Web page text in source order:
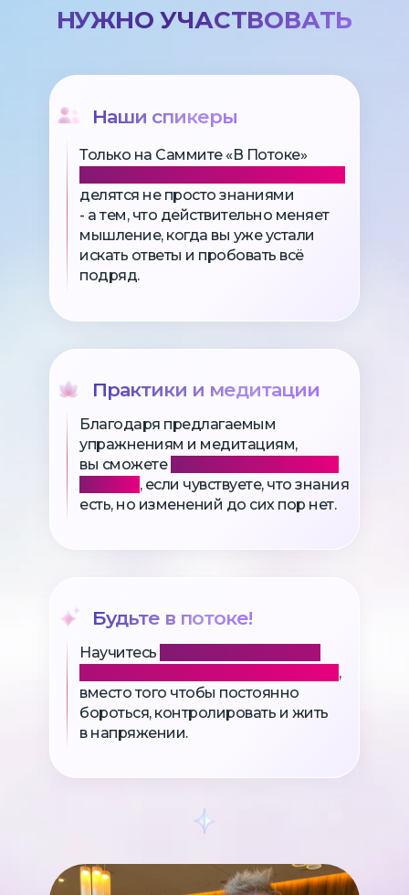
Наши спикеры
Практики и медитации
Только на Саммите «В Потоке»
делятся не просто знаниями
- а тем, что действительно меняет
мышление, когда вы уже устали
искать ответы и пробовать всё
подряд.
Благодаря предлагаемым
упражнениям и медитациям,
вы сможете
, если чувствуете, что знания
есть, но изменений до сих пор нет.
Научитесь
,
вместо того чтобы постоянно
бороться, контролировать и жить
в напряжении.
Будьте в потоке!
НУЖНО УЧАСТВОВАТЬ